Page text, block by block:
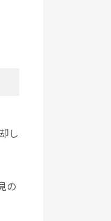
し
の